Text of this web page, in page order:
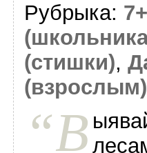
Рубрыка:
(стишки),
(взрослым)
“В